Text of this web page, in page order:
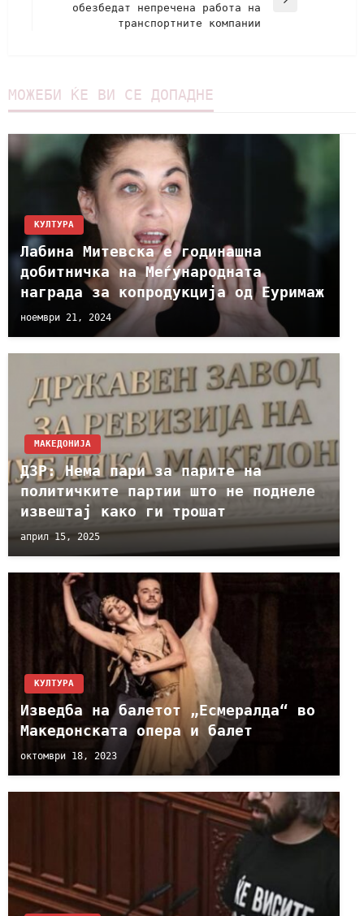
обезбедат непречена работа на
транспортните компании
МОЖЕБИ ЌЕ ВИ СЕ ДОПАДНЕ
КУЛТУРА
Лабина Митевска е годинашна
добитничка на Меѓународната
награда за копродукција од Еуримаж
ноември 21, 2024
МАКЕДОНИЈА
ДЗР: Нема пари за парите на
политичките партии што не поднеле
извештај како ги трошат
април 15, 2025
КУЛТУРА
Изведба на балетот „Есмералда“ во
Македонската опера и балет
октомври 18, 2023